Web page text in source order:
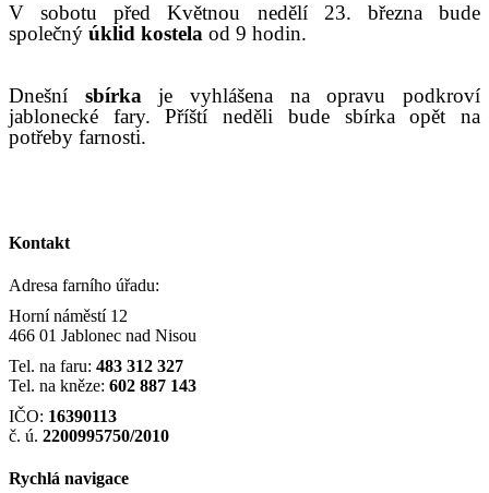
Vsobotu před Květnou nedělí 23. března bude
společný úklid kostela od 9 hodin.
Dnešní sbírka jevyhlášena naopravu podkroví
jablonecké fary.Příští neděli bude sbírka opět na
potřeby farnosti.
Kontakt
Adresa farního úřadu:
Horní náměstí 12
466 01 Jablonec nad Nisou
Tel. na faru: 483 312 327
Tel. na kněze: 602 887 143
IČO: 16390113
č. ú. 2200995750/2010
Rychlá navigace